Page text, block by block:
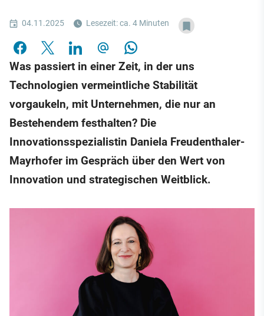
04.11.2025 Lesezeit: ca. 4 Minuten
Was passiert in einer Zeit, in der uns
Technologien vermeintliche Stabilität
vorgaukeln, mit Unternehmen, die nur an
Bestehendem festhalten? Die
Innovationsspezialistin Daniela Freudenthaler-
Mayrhofer im Gespräch über den Wert von
Innovation und strategischen Weitblick.